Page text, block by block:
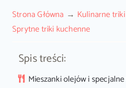
Search
for:
Strona Główna
Kulinarne
Sprytne triki kuchenne
Spis treści:
Mieszanki olejów i